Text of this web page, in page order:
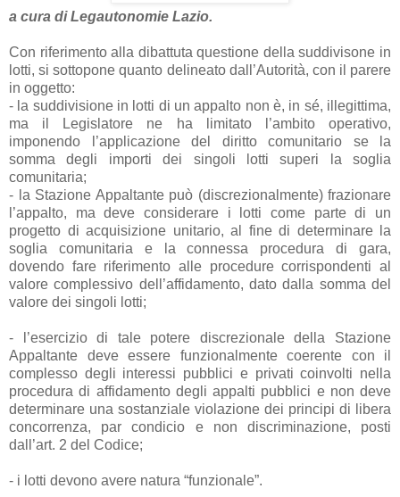
a cura di Legautonomie Lazio.
Con riferimento alla dibattuta questione della suddivisone in
lotti, si sottopone quanto delineato dall’Autorità, con il parere
in oggetto:
- la suddivisione in lotti di un appalto non è, in sé, illegittima,
ma il Legislatore ne ha limitato l’ambito operativo,
imponendo l’applicazione del diritto comunitario se la
somma degli importi dei singoli lotti superi la soglia
comunitaria;
- la Stazione Appaltante può (discrezionalmente) frazionare
l’appalto, ma deve considerare i lotti come parte di un
progetto di acquisizione unitario, al fine di determinare la
soglia comunitaria e la connessa procedura di gara,
dovendo fare riferimento alle procedure corrispondenti al
valore complessivo dell’affidamento, dato dalla somma del
valore dei singoli lotti;
- l’esercizio di tale potere discrezionale della Stazione
Appaltante deve essere funzionalmente coerente con il
complesso degli interessi pubblici e privati coinvolti nella
procedura di affidamento degli appalti pubblici e non deve
determinare una sostanziale violazione dei principi di libera
concorrenza, par condicio e non discriminazione, posti
dall’art. 2 del Codice;
- i lotti devono avere natura “funzionale”.